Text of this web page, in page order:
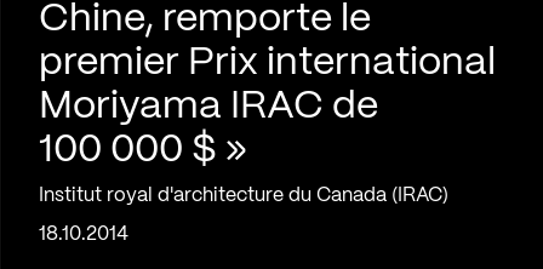
Chine, remporte le
premier Prix international
Moriyama IRAC de
100 000 $ »
Institut royal d'architecture du Canada (IRAC)
18.10.2014